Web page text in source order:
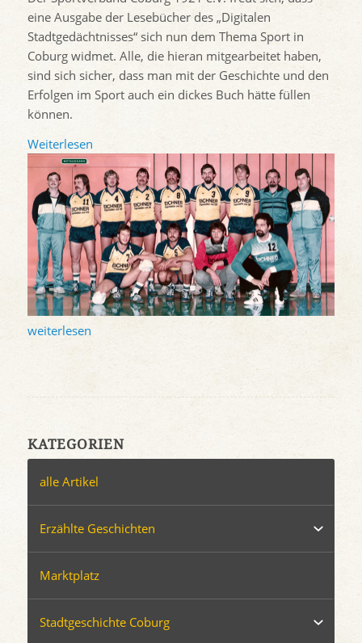
eine Ausgabe der Lesebücher des „Digitalen
Stadtgedächtnisses“ sich nun dem Thema Sport in
Coburg widmet. Alle, die hieran mitgearbeitet haben,
sind sich sicher, dass man mit der Geschichte und den
Erfolgen im Sport auch ein dickes Buch hätte füllen
können.
Weiterlesen
weiterlesen
KATEGORIEN
alle Artikel
Erzählte Geschichten
Marktplatz
Stadtgeschichte Coburg